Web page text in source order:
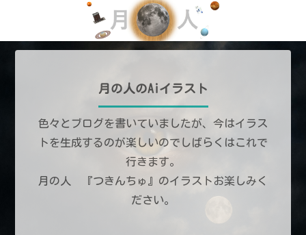
月の人のAiイラスト
色々とブログを書いていましたが、今はイラス
トを生成するのが楽しいのでしばらくはこれで
行きます。
月の人 『つきんちゅ』のイラストお楽しみく
ださい。